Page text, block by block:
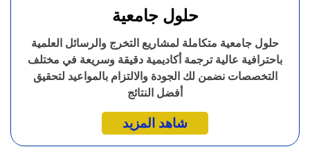
حلول جامعية
حلول جامعية متكاملة لمشاريع التخرج والرسائل العلمية
باحترافية عالية ترجمة أكاديمية دقيقة وسريعة في مختلف
التخصصات نضمن لك الجودة والالتزام بالمواعيد لتحقيق
أفضل النتائج
شاهد المزيد